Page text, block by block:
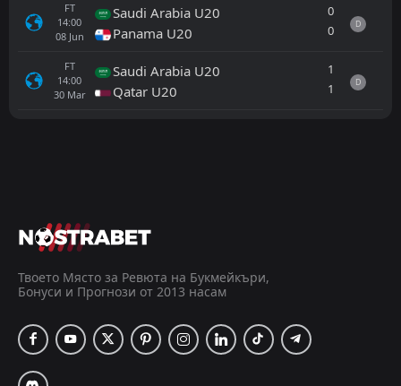
FT
14:00
08 Jun
Saudi Arabia U20
Panama U20
0
0
D
FT
14:00
30 Mar
Saudi Arabia U20
Qatar U20
1
1
D
08Jun
FT
06Jun
Panama U20
14:00
04Jun
Panama U20
Твоето Място за Ревюта на Букмейкъри,
Бонуси и Прогнози от 2013 насам